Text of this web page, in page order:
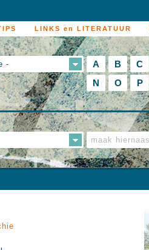
LINKS en LITERATUUR
- A B C
N
O P